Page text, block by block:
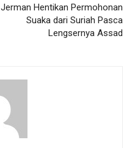
Jerman Hentikan Permohonan
Suaka dari Suriah Pasca
Lengsernya Assad